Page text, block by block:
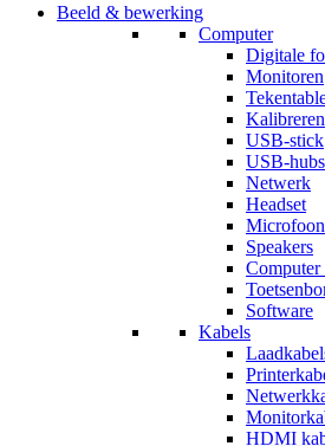
Beeld & bewerking
Computer
Digitale
Monitoren
Kalibreren
USB-stick
USB-hubs
Netwerk
Headset
Microfoon
Speakers
Computer
Software
Kabels
HDMI